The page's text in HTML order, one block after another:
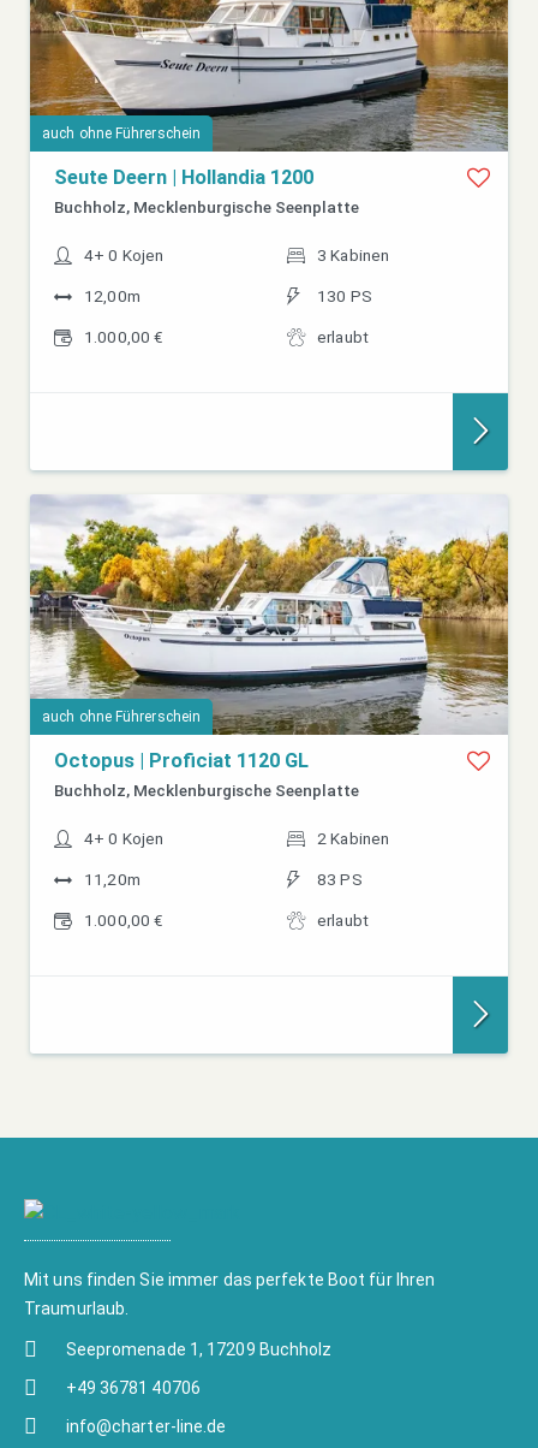
auch ohne Führerschein
Seute Deern | Hollandia 1200
Buchholz, Mecklenburgische Seenplatte
4+ 0 Kojen 3 Kabinen
12,00m 130 PS
1.000,00 € erlaubt
auch ohne Führerschein
Octopus | Proficiat 1120 GL
Buchholz, Mecklenburgische Seenplatte
4+ 0 Kojen 2 Kabinen
11,20m 83 PS
1.000,00 € erlaubt
Mit uns finden Sie immer das perfekte Boot für Ihren
Traumurlaub.
Seepromenade 1, 17209 Buchholz
+49 36781 40706
info@charter-line.de